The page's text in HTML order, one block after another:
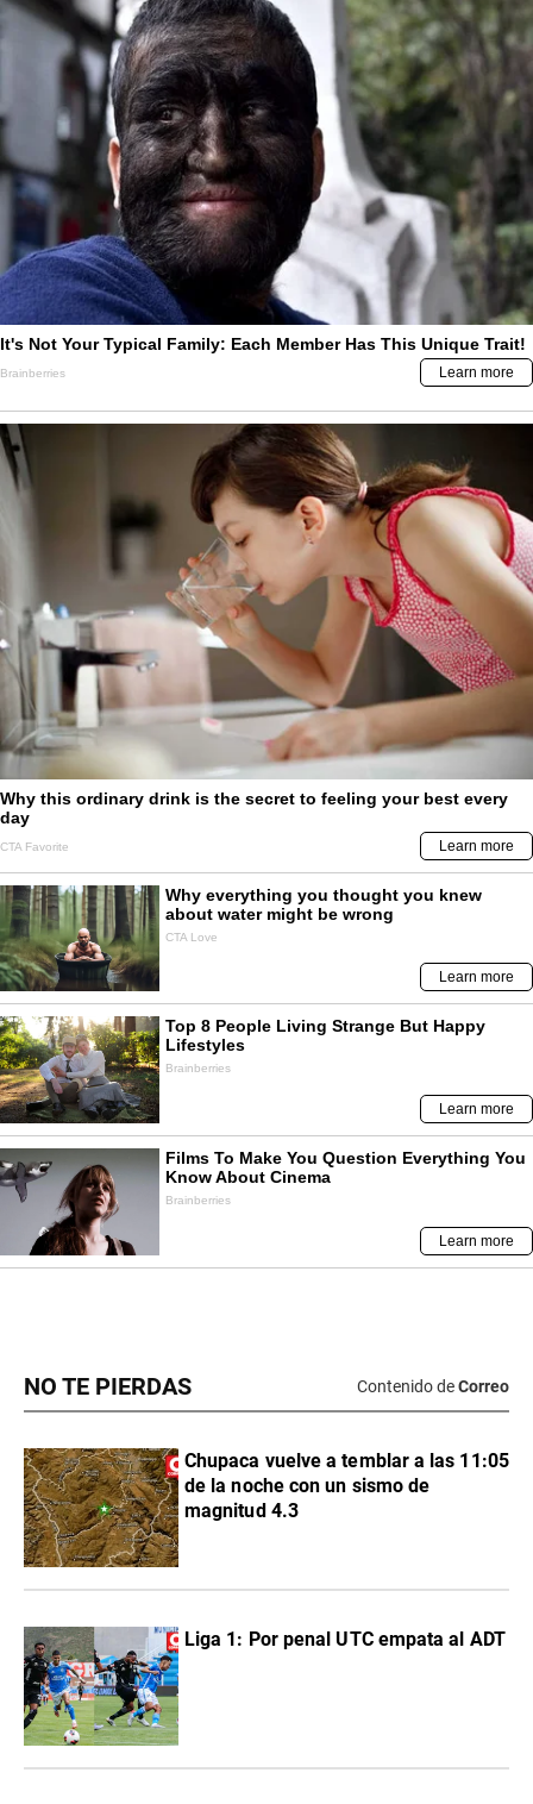
NO TE PIERDAS Contenido deCorreo
Chupaca vuelve a temblar a las 11:05
de la noche con un sismo de
magnitud 4.3
Liga 1: Por penal UTC empata al ADT